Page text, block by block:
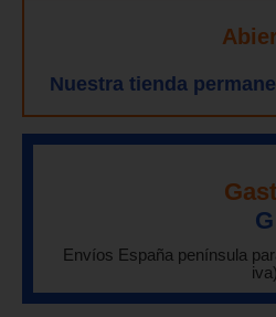
Nuestra tienda
Envíos España península
iva)